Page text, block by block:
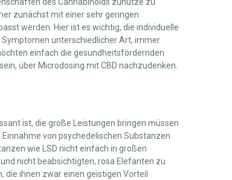
zunächst mit einer sehr geringen
werden. Hier ist es wichtig, die individuelle
unterschiedlicher Art, immer
einfach die gesundheitsfördernden
über Microdosing mit CBD nachzudenken.
ist, die große Leistungen bringen müssen
von psychedelischen Substanzen
wie LSD nicht einfach in großen
nicht beabsichtigten, rosa Elefanten zu
die ihnen zwar einen geistigen Vorteil